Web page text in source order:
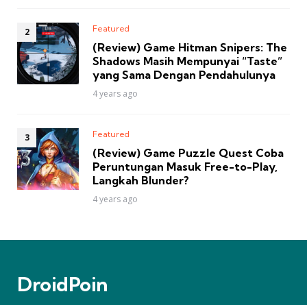
Featured
(Review) Game Hitman Snipers: The
Shadows Masih Mempunyai “Taste”
yang Sama Dengan Pendahulunya
4 years ago
Featured
(Review) Game Puzzle Quest Coba
Peruntungan Masuk Free-to-Play,
Langkah Blunder?
4 years ago
DroidPoin